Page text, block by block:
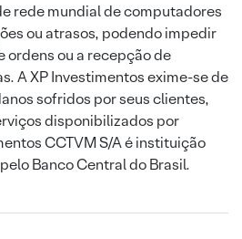
rede mundial de computadores
ou atrasos, podendo impedir
ordens ou a recepção de
A XP Investimentos exime-se de
sofridos por seus clientes,
disponibilizados por
CCTVM S/A é instituição
Banco Central do Brasil.